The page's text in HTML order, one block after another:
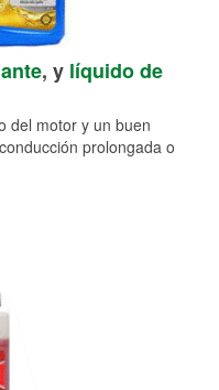
, y líquido de
del motor y un buen
prolongada o